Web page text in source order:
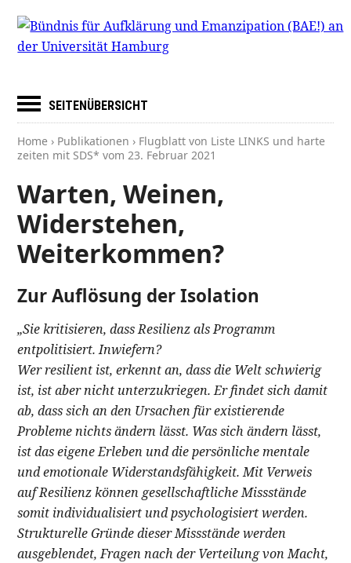
SEITENÜBERSICHT
Home › Publikationen › Flugblatt von Liste LINKS und harte
zeiten mit SDS* vom23. Februar 2021
Warten, Weinen,
Widerstehen,
Weiterkommen?
Zur Auflösung der Isolation
„Sie kritisieren, dass Resilienz als Programm
entpolitisiert. Inwiefern?
Wer resilient ist, erkennt an, dass die Welt schwierig
ist, ist aber nicht unterzukriegen. Er findet sich damit
ab, dass sich an den Ursachen für existierende
Probleme nichts ändern lässt. Was sich ändern lässt,
ist das eigene Erleben und die persönliche mentale
und emotionale Widerstandsfähigkeit. Mit Verweis
auf Resilienz können gesellschaftliche Missstände
somit individualisiert und psychologisiert werden.
Strukturelle Gründe dieser Missstände werden
ausgeblendet, Fragen nach der Verteilung von Macht,